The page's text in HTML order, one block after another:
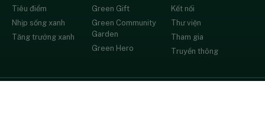
Tiêu điểm
Nhịp sống xanh
Tăng trưởng xanh
Green Gift
Green Community
Garden
Green Hero
Kết nối
Thư viện
Tham gia
Truyền thông